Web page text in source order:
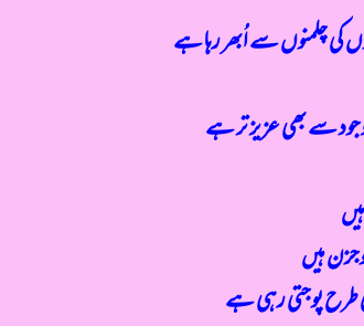
کی چلمنوں سے اُبھر رہا ہے
سے بھی عزیز تر ہے
ہیں
طرح پوجتی رہی ہے